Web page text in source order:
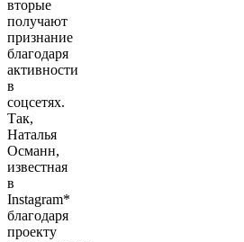
вторые
получают
признание
благодаря
активности
в
соцсетях.
Так,
Наталья
Османн,
известная
в
Instagram*
благодаря
проекту